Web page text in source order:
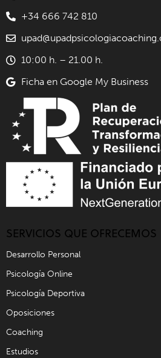
+34 666 742 810
10:00 h. – 21.00 h.
Ficha en Google My Business
SERVICIOS QUE OFRECEMOS
Desarrollo Personal
Psicología Online
Psicología Deportiva
Oposiciones
Coaching
Estudios